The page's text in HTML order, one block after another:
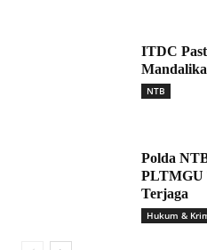
ITDC
NTB
Polda
PLTMGU
Terjaga
Hukum &